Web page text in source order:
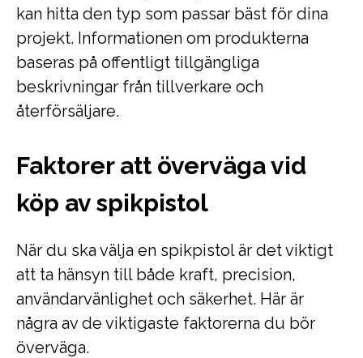
kan hitta den typ som passar bäst för dina
projekt. Informationen om produkterna
baseras på offentligt tillgängliga
beskrivningar från tillverkare och
återförsäljare.
Faktorer att överväga vid
köp av spikpistol
När du ska välja en spikpistol är det viktigt
att ta hänsyn till både kraft, precision,
användarvänlighet och säkerhet. Här är
några av de viktigaste faktorerna du bör
överväga.